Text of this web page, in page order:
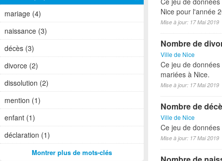
Nice pour l'année
Mise à jour: 17 Mai 2019
Nombre de
Ville de Nice
Ce jeu de
mariées à Nice.
Mise à jour: 17 Mai 2019
Nombre de
Ville de Nice
Ce jeu de
Mise à jour: 17 Mai 2019
mariage (4)
naissance (3)
décès (3)
divorce (2)
dissolution (2)
mention (1)
enfant (1)
déclaration (1)
Montrer plus de mots-clés